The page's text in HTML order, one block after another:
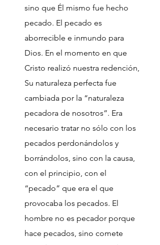
sino que Él mismo fue hecho
pecado. El pecado es
aborrecible e inmundo para
Dios. En el momento en que
Cristo realizó nuestra redención,
Su naturaleza perfecta fue
cambiada por la “naturaleza
pecadora de nosotros”. Era
necesario tratar no sólo con los
pecados perdonándolos y
borrándolos, sino con la causa,
con el principio, con el
“pecado” que era el que
provocaba los pecados. El
hombre no es pecador porque
hace pecados, sino comete